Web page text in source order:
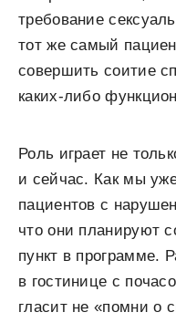
требование
тот же самый
совершить соитие
каких-либо
Роль играет не
и сейчас. Как мы
пациентов с
что они планируют
пункт в программе.
в гостинице с
гласит не «помни о